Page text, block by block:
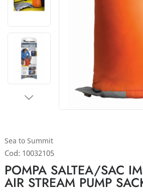
Sea to Summit
Cod: 10032105
POMPA SALTEA/SAC
AIR STREAM PUMP